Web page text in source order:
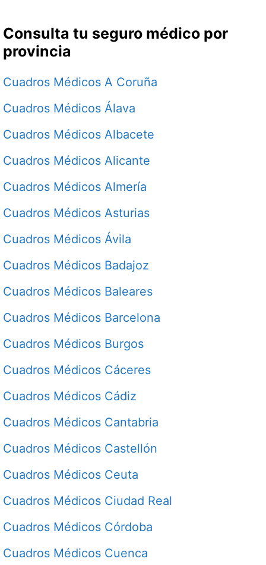
Consulta tu seguro médico por
provincia
Cuadros Médicos A Coruña
Cuadros Médicos Álava
Cuadros Médicos Albacete
Cuadros Médicos Alicante
Cuadros Médicos Almería
Cuadros Médicos Asturias
Cuadros Médicos Ávila
Cuadros Médicos Badajoz
Cuadros Médicos Baleares
Cuadros Médicos Barcelona
Cuadros Médicos Burgos
Cuadros Médicos Cáceres
Cuadros Médicos Cádiz
Cuadros Médicos Cantabria
Cuadros Médicos Castellón
Cuadros Médicos Ceuta
Cuadros Médicos Ciudad Real
Cuadros Médicos Córdoba
Cuadros Médicos Cuenca